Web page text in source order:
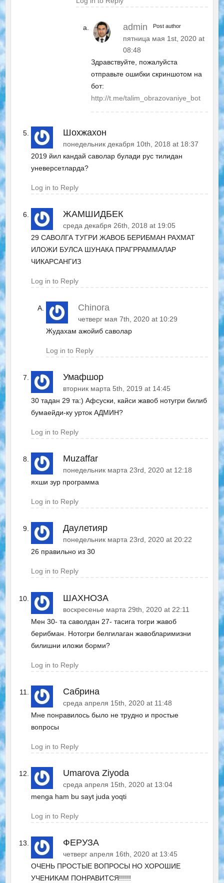
admin Post author
пятница мая 1st, 2020 at
08:48
Здравствуйте, пожалуйста
отправьте ошибки скриншотом на
бот:
http://t.me/talim_obrazovaniye_bot
Шохжахон
понедельник декабря 10th, 2018 at 18:37
2019 йил кандай саволар булади рус тилидан
уневерсетларда?
Log in to Reply
ЖАМШИДБЕК
среда декабря 26th, 2018 at 19:05
29 САВОЛГА ТУГРИ ЖАВОБ БЕРИБМАН РАХМАТ
ИЛОЖИ БУЛСА ШУНАКА ПРАГРРАММАЛАР
ЧИКАРСАНГИЗ
Log in to Reply
Chinora
четверг мая 7th, 2020 at 10:29
Жудахам ажойиб саволар
Log in to Reply
Умафшор
вторник марта 5th, 2019 at 14:45
30 тадан 29 та:) Афсуски, кайси жавоб нотугри билиб
бумаейди-ку урток АДМИН?
Log in to Reply
Muzaffar
понедельник марта 23rd, 2020 at 12:18
яхши зур программа
Log in to Reply
Даулетияр
понедельник марта 23rd, 2020 at 20:22
26 правильно из 30
Log in to Reply
ШАХНОЗА
воскресенье марта 29th, 2020 at 22:11
Мен 30- та саволдан 27- тасига тогри жавоб
берибман. Нотогри белгилаган жавобларимизни
билишни иложи борми?
Log in to Reply
Сабрина
среда апреля 15th, 2020 at 11:48
Мне понравилось было не трудно и простые
вопросы
Log in to Reply
Umarova Ziyoda
среда апреля 15th, 2020 at 13:04
menga ham bu sayt juda yoqti
Log in to Reply
ФЕРУЗА
четверг апреля 16th, 2020 at 13:45
ОЧЕНЬ ПРОСТЫЕ ВОПРОСЫ НО ХОРОШИЕ
УЧЕНИКАМ ПОНРАВИТСЯ!!!!!!